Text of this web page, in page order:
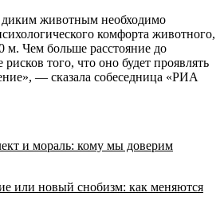
животным необходимо
комфорта животного,
м. Чем больше расстояние до
того, что оно будет проявлять
— сказала собеседница «РИА
и мораль: кому мы доверим
или новый снобизм: как меняются